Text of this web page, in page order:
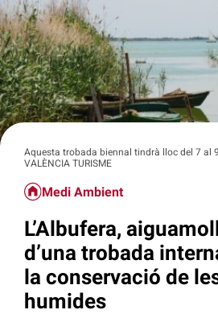
Aquesta trobada biennal tindrà lloc del 7 al
VALÈNCIA TURISME
Medi Ambient
L’Albufera,
d’una trobada
la conservació de
humides